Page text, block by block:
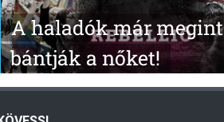
A haladók már megint
bántják a nőket!